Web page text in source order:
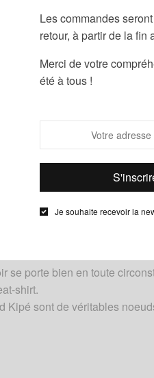
Les commandes
retour, à partir de la fin
Merci de votre
été à tous !
Je souhaite recevoir la
pas à le porter avec une
Informations complémentaires
se porte bien en toute
shirt.
sont de véritables